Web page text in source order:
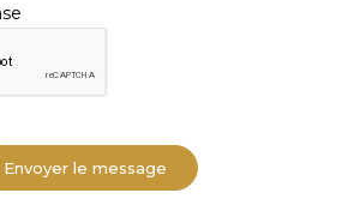
Envoyer le message